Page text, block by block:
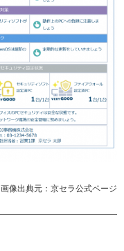
画像出典元：京セラ公式ページ